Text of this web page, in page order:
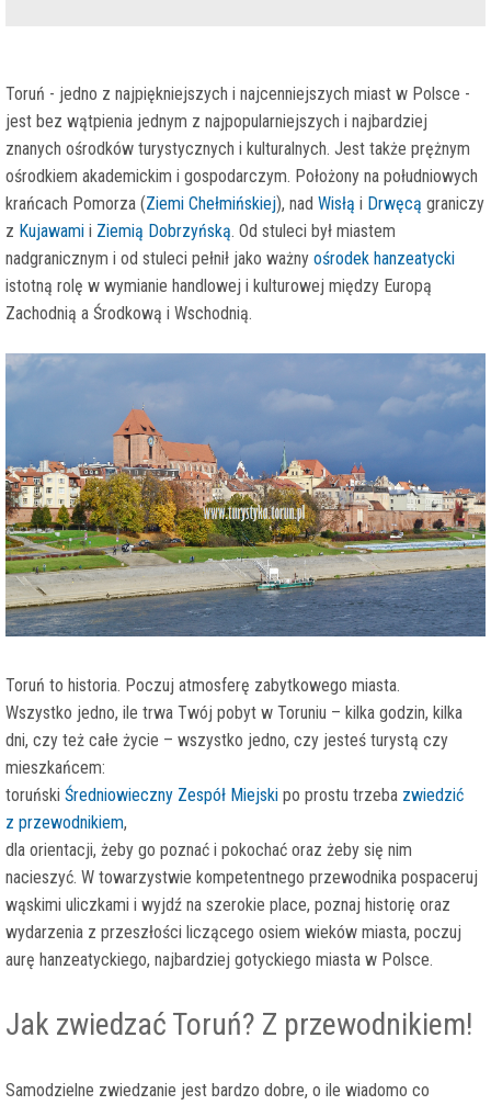
Toruń - jedno z najpiękniejszych i najcenniejszych miast w Polsce -
jest bez wątpienia jednym z najpopularniejszych i najbardziej
znanych ośrodków turystycznych i kulturalnych. Jest także prężnym
ośrodkiem akademickim i gospodarczym. Położony na południowych
krańcach Pomorza (Ziemi Chełmińskiej), nad Wisłą i Drwęcą graniczy
z Kujawami i Ziemią Dobrzyńską. Od stuleci był miastem
nadgranicznym i od stuleci pełnił jako ważny ośrodek hanzeatycki
istotną rolę w wymianie handlowej i kulturowej między Europą
Zachodnią a Środkową i Wschodnią.
Toruń to historia. Poczuj atmosferę zabytkowego miasta.
Wszystko jedno, ile trwa Twój pobyt w Toruniu – kilka godzin, kilka
dni, czy też całe życie – wszystko jedno, czy jesteś turystą czy
mieszkańcem:
toruński Średniowieczny Zespół Miejski po prostu trzeba zwiedzić
z przewodnikiem,
dla orientacji, żeby go poznać i pokochać oraz żeby się nim
nacieszyć. W towarzystwie kompetentnego przewodnika pospaceruj
wąskimi uliczkami i wyjdź na szerokie place, poznaj historię oraz
wydarzenia z przeszłości liczącego osiem wieków miasta, poczuj
aurę hanzeatyckiego, najbardziej gotyckiego miasta w Polsce.
Jak zwiedzać Toruń? Z przewodnikiem!
Samodzielne zwiedzanie jest bardzo dobre, o ile wiadomo co